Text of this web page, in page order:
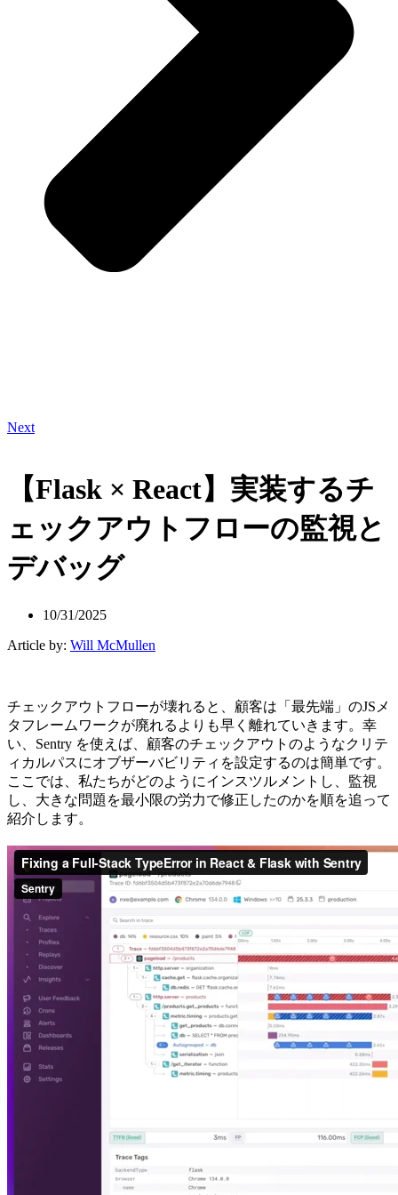
Next
【Flask × React】実装するチ
ェックアウトフローの監視と
デバッグ
10/31/2025
Article by: Will McMullen
チェックアウトフローが壊れると、顧客は「最先端」のJSメ
タフレームワークが廃れるよりも早く離れていきます。幸
い、Sentry を使えば、顧客のチェックアウトのようなクリテ
ィカルパスにオブザーバビリティを設定するのは簡単です。
ここでは、私たちがどのようにインスツルメントし、監視
し、大きな問題を最小限の労力で修正したのかを順を追って
紹介します。